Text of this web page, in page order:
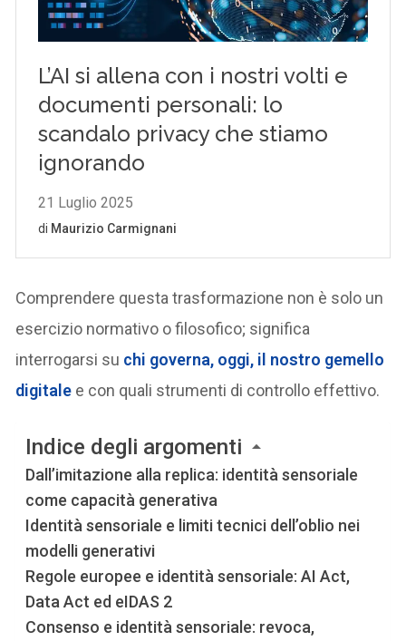
Comprendere questa trasformazione non è solo un
esercizio normativo o filosofico; significa
interrogarsi su chi governa, oggi, il nostro gemello
digitale e con quali strumenti di controllo effettivo.
Indice degli argomenti
Dall’imitazione alla replica: identità sensoriale
come capacità generativa
Identità sensoriale e limiti tecnici dell’oblio nei
modelli generativi
Regole europee e identità sensoriale: AI Act,
Data Act ed eIDAS 2
Consenso e identità sensoriale: revoca,